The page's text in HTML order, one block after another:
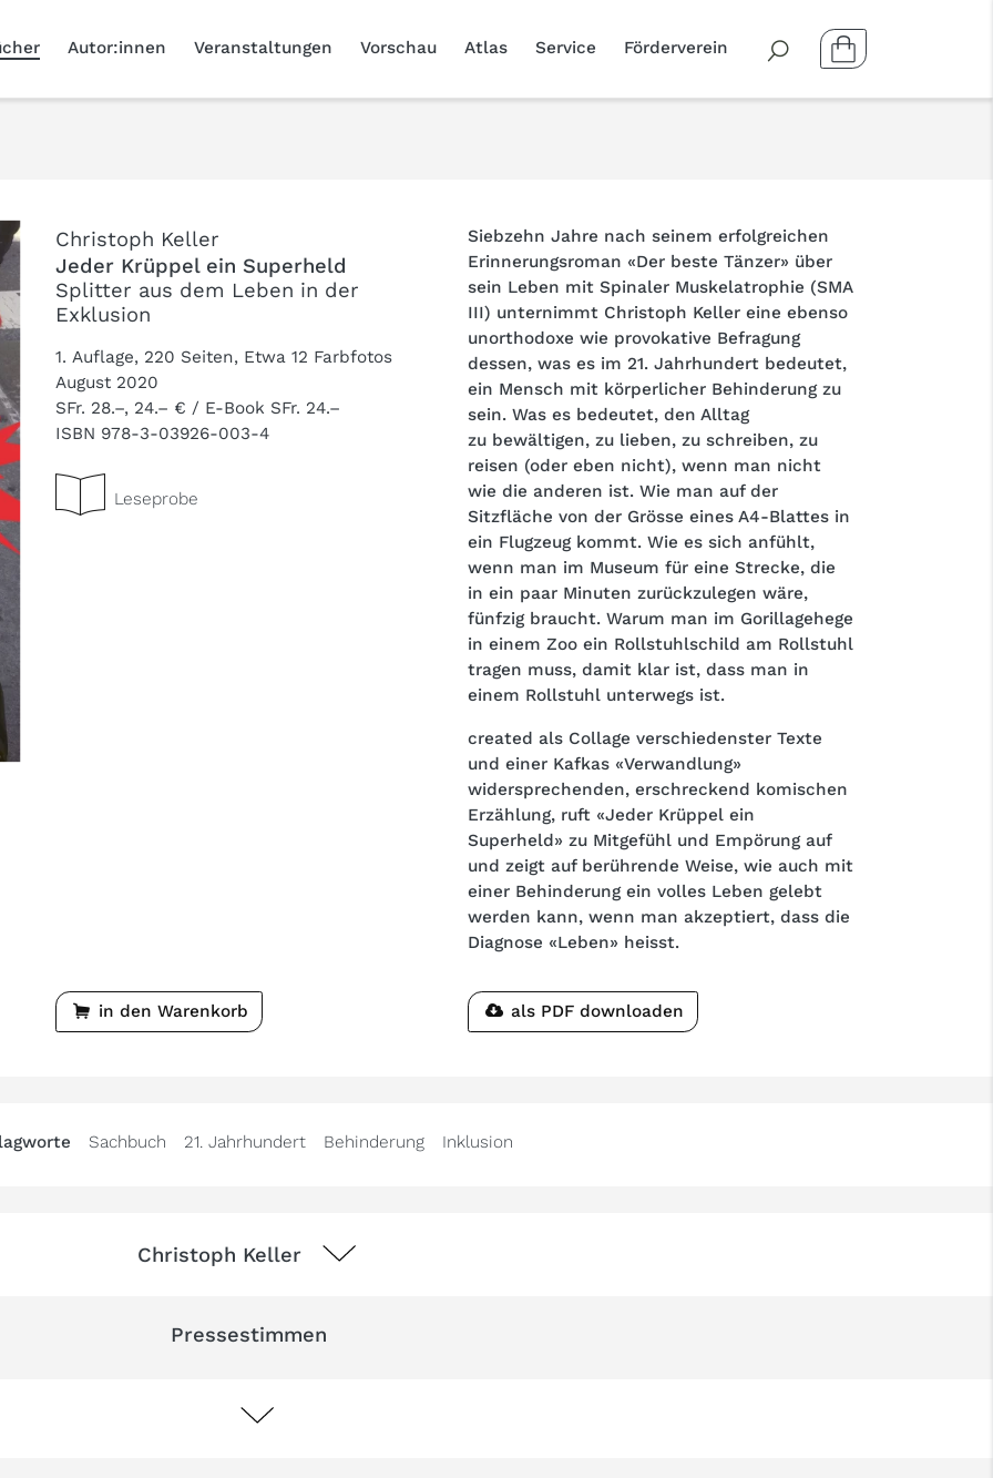
Autor:innen Veranstaltungen Vorschau Atlas Service Förderverein
Christoph Keller
Jeder Krüppel ein Superheld
Splitter aus dem Leben in der
Exklusion
1. Auflage, 220 Seiten, Etwa 12 Farbfotos
August 2020
SFr. 28.–, 24.– € / E-Book SFr. 24.–
ISBN 978-3-03926-003-4
Leseprobe
Siebzehn Jahre nach seinem erfolgreichen
Erinnerungsroman «Der beste Tänzer» über
sein Leben mit Spinaler Muskelatrophie (SMA
III) unternimmt Christoph Keller eine ebenso
unorthodoxe wie provokative Befragung
dessen, was es im 21. Jahrhundert bedeutet,
ein Mensch mit körperlicher Behinderung zu
sein. Was es bedeutet, den Alltag
zu bewältigen, zu lieben, zu schreiben, zu
reisen (oder eben nicht), wenn man nicht
wie die anderen ist. Wie man auf der
Sitzfläche von der Grösse eines A4-Blattes in
ein Flugzeug kommt. Wie es sich anfühlt,
wenn man im Museum für eine Strecke, die
in ein paar Minuten zurückzulegen wäre,
fünfzig braucht. Warum man im Gorillagehege
in einem Zoo ein Rollstuhlschild am Rollstuhl
tragen muss, damit klar ist, dass man in
einem Rollstuhl unterwegs ist.
created als Collage verschiedenster Texte
und einer Kafkas «Verwandlung»
widersprechenden, erschreckend komischen
Erzählung, ruft «Jeder Krüppel ein
Superheld» zu Mitgefühl und Empörung auf
und zeigt auf berührende Weise, wie auch mit
einer Behinderung ein volles Leben gelebt
werden kann, wenn man akzeptiert, dass die
Diagnose «Leben» heisst.
in den Warenkorb als PDF downloaden
Sachbuch 21. Jahrhundert Behinderung Inklusion
Christoph Keller
Pressestimmen